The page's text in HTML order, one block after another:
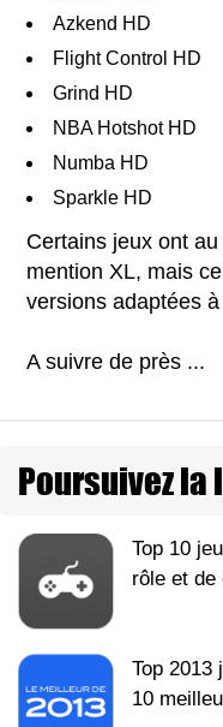
Azkend HD
Flight Control HD
Grind HD
NBA Hotshot HD
Numba HD
Sparkle HD
Certains jeux ont
mention XL, mais
versions adaptées
A suivre de près ...
Poursuivez la
Top 10
rôle et de
Top 2013
10